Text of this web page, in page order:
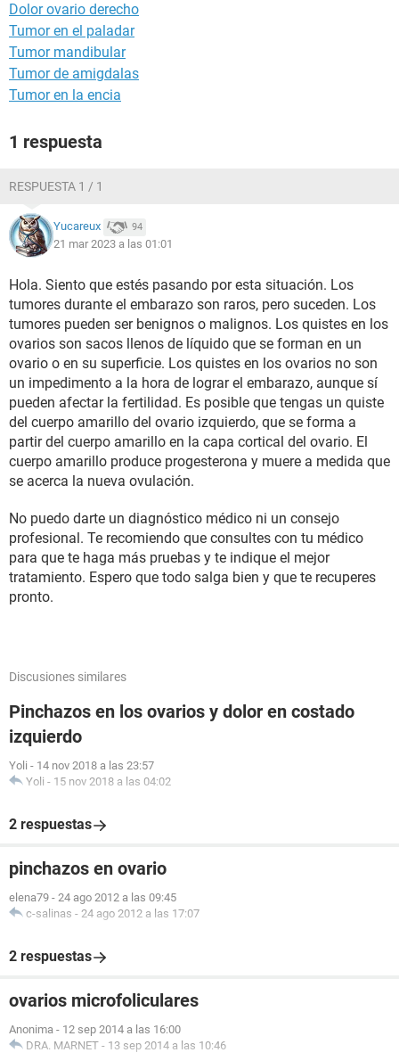
Dolor ovario derecho
Tumor en el paladar
Tumor mandibular
Tumor de amigdalas
Tumor en la encia
1 respuesta
RESPUESTA 1 / 1
Yucareux 94
21 mar 2023 a las 01:01
Hola. Siento que estés pasando por esta situación. Los
tumores durante el embarazo son raros, pero suceden. Los
tumores pueden ser benignos o malignos. Los quistes en los
ovarios son sacos llenos de líquido que se forman en un
ovario o en su superficie. Los quistes en los ovarios no son
un impedimento a la hora de lograr el embarazo, aunque sí
pueden afectar la fertilidad. Es posible que tengas un quiste
del cuerpo amarillo del ovario izquierdo, que se forma a
partir del cuerpo amarillo en la capa cortical del ovario. El
cuerpo amarillo produce progesterona y muere a medida que
se acerca la nueva ovulación.
No puedo darte un diagnóstico médico ni un consejo
profesional. Te recomiendo que consultes con tu médico
para que te haga más pruebas y te indique el mejor
tratamiento. Espero que todo salga bien y que te recuperes
pronto.
Discusiones similares
Pinchazos en los ovarios y dolor en costado
izquierdo
Yoli - 14 nov 2018 a las 23:57
Yoli - 15 nov 2018 a las 04:02
2 respuestas
pinchazos en ovario
elena79 - 24 ago 2012 a las 09:45
c-salinas - 24 ago 2012 a las 17:07
2 respuestas
ovarios microfoliculares
Anonima - 12 sep 2014 a las 16:00
DRA. MARNET - 13 sep 2014 a las 10:46